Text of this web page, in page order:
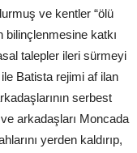
ve kentler “ölü
bilinçlenmesine katkı
talepler ileri sürmeyi
Batista rejimi af ilan
serbest
arkadaşları Moncada
yerden kaldırıp,